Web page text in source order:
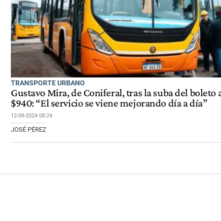
TRANSPORTE URBANO
Gustavo Mira, de Coniferal, tras la suba del boleto
$940: “El servicio se viene mejorando día a día”
12-08-2024 08:24
JOSÉ PÉREZ